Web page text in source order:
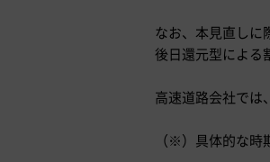
なお、本見直しに
後日還元型による
高速道路会社では
（※）具体的な時